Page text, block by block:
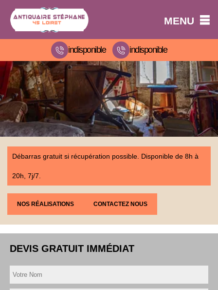
MENU
indisponible indisponible
Débarras gratuit si récupération possible. Disponible de 8h à
20h, 7j/7.
NOS RÉALISATIONS CONTACTEZ NOUS
DEVIS GRATUIT IMMÉDIAT